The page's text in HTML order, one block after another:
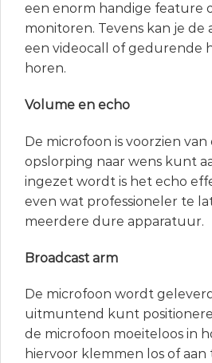
een enorm handige feature
monitoren. Tevens kan je
een videocall of gedurende
horen.
Volume en echo
De microfoon is voorzien
opslorping naar wens kunt
ingezet wordt is het echo
even wat professioneler te
meerdere dure apparatuur.
Broadcast arm
De microfoon wordt
uitmuntend kunt
de microfoon moeiteloos in
hiervoor klemmen los of aan